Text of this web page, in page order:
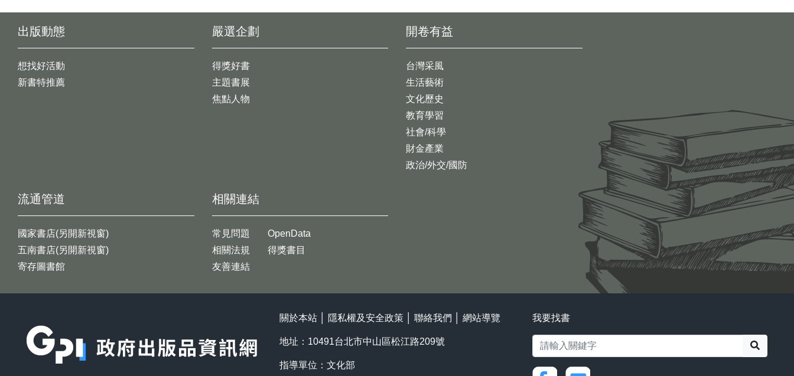
出版動態
想找好活動
新書特推薦
開卷有益
台灣采風
生活藝術
文化歷史
教育學習
社會/科學
財金產業
政治/外交/國防
嚴選企劃
得獎好書
主題書展
焦點人物
流通管道
國家書店(另開新視窗)
五南書店(另開新視窗)
寄存圖書館
相關連結
常見問題
相關法規
友善連結
OpenData
得獎書目
關於本站 隱私權及安全政策 聯絡我們 網站導覽
地址：10491台北市中山區松江路209號
指導單位：文化部
我要找書